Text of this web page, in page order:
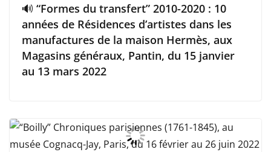
🔊 “Formes du transfert” 2010-2020 : 10
années de Résidences d’artistes dans les
manufactures de la maison Hermès, aux
Magasins généraux, Pantin, du 15 janvier
au 13 mars 2022